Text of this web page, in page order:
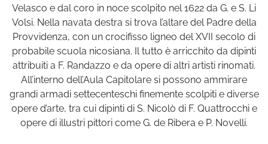
Velasco e dal coro in noce scolpito nel 1622 da G. e S. Li
Volsi. Nella navata destra si trova l’altare del Padre della
Provvidenza, con un crocifisso ligneo del XVII secolo di
probabile scuola nicosiana. Il tutto è arricchito da dipinti
attribuiti a F. Randazzo e da opere di altri artisti rinomati.
All’interno dell’Aula Capitolare si possono ammirare
grandi armadi settecenteschi finemente scolpiti e diverse
opere d’arte, tra cui dipinti di S. Nicolò di F. Quattrocchi e
opere di illustri pittori come G. de Ribera e P. Novelli.